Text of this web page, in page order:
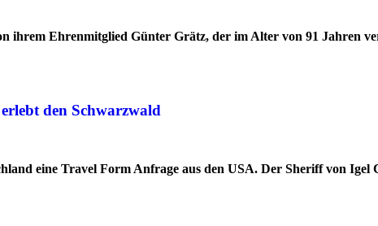
ihrem Ehrenmitglied Günter Grätz, der im Alter von 91 Jahren
den Schwarzwald
eine Travel Form Anfrage aus den USA. Der Sheriff von Igel